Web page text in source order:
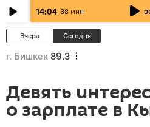
14:04 38 мин
Вчера Сегодня
г. Бишкек 89.3
Девять
о зарплате в